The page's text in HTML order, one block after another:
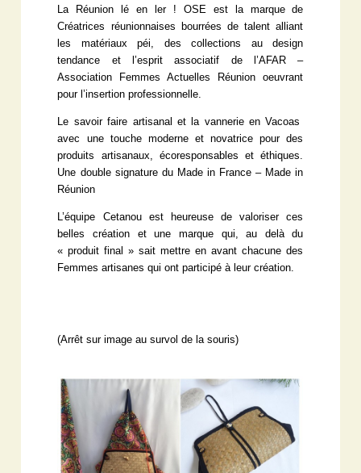
La Réunion lé en ler ! OSE est la marque de
Créatrices réunionnaises bourrées de talent alliant
les matériaux péi, des collections au design
tendance et l’esprit associatif de l’AFAR –
Association Femmes Actuelles Réunion oeuvrant
pour l’insertion professionnelle.
Le savoir faire artisanal et la vannerie en Vacoas
avec une touche moderne et novatrice pour des
produits artisanaux, écoresponsables et éthiques.
Une double signature du Made in France – Made in
Réunion
L’équipe Cetanou est heureuse de valoriser ces
belles création et une marque qui, au delà du
« produit final » sait mettre en avant chacune des
Femmes artisanes qui ont participé à leur création.
(Arrêt sur image au survol de la souris)